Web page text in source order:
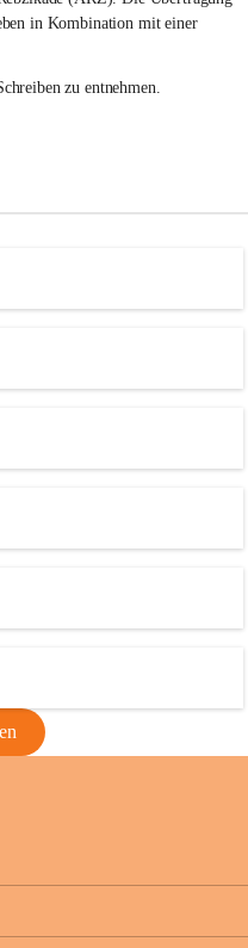
in Kombination mit einer
zu entnehmen.